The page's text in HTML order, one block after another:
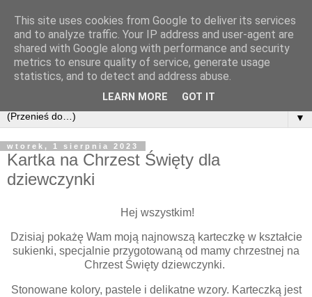
▼
wtorek, 1 sierpnia 2023
Kartka na Chrzest Święty dla
dziewczynki
Hej wszystkim!
Dzisiaj pokażę Wam moją najnowszą karteczkę w kształcie
sukienki, specjalnie przygotowaną od mamy chrzestnej na
Chrzest Święty dziewczynki.
Stonowane kolory, pastele i delikatne wzory. Karteczką jest
This site uses cookies from Google to deliver its services
and to analyze traffic. Your IP address and user-agent are
shared with Google along with performance and security
metrics to ensure quality of service, generate usage
statistics, and to detect and address abuse.
LEARN MORE GOT IT